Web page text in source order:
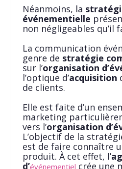
Néanmoins, la
événementielle
non négligeables qu’il
La communication
genre de stratégie
sur l’organisation
l’optique d’acquisition
de clients.
Elle est faite d’un
marketing
vers l’organisation
L’objectif de la
est de faire connaître
produit. À cet effet, l’
d’événementiel crée une